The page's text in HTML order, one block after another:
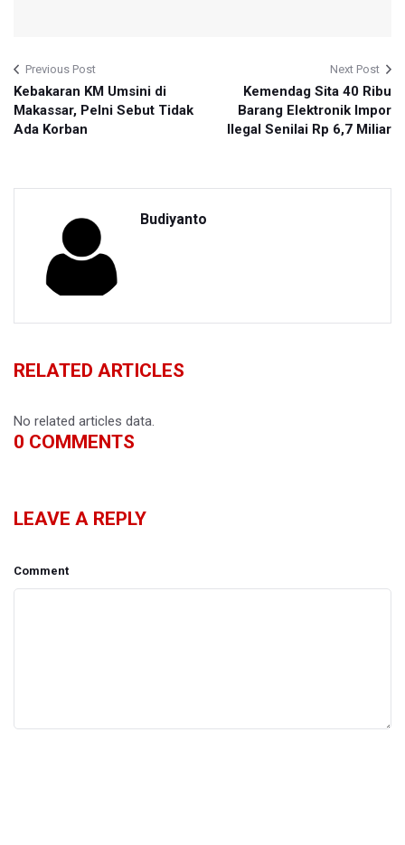
Previous Post
Kebakaran KM Umsini di
Makassar, Pelni Sebut Tidak
Ada Korban
Next Post
Kemendag Sita 40 Ribu
Barang Elektronik Impor
Ilegal Senilai Rp 6,7 Miliar
Budiyanto
RELATED ARTICLES
No related articles data.
0 COMMENTS
LEAVE A REPLY
Comment